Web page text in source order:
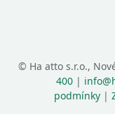
© Ha atto s.r.o.,
400|
podmínky|